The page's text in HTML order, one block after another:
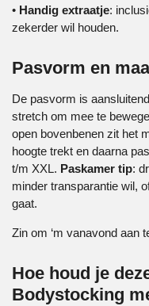
• Handig extraatje:
zekerder wil houden.
Pasvorm en
De pasvorm is
stretch om mee te
open bovenbenen zit het
hoogte trekt en daarna
t/m XXL. Paskamer tip:
minder transparantie wil,
gaat.
Zin om ‘m vanavond aan
Hoe houd je
Bodystocking